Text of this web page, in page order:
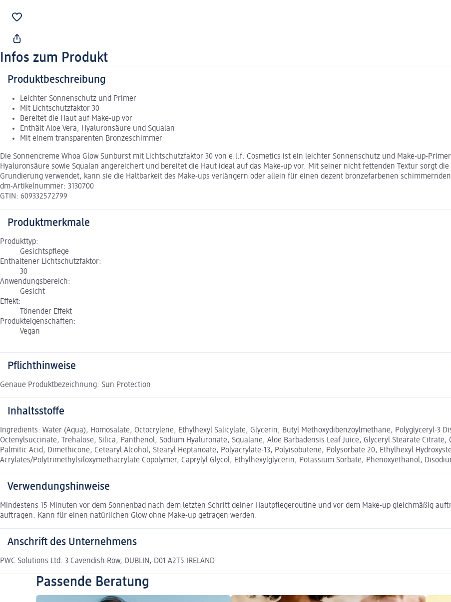
Infos zum Produkt
Produktbeschreibung
Leichter Sonnenschutz und Primer
Mit Lichtschutzfaktor 30
Bereitet die Haut auf Make-up vor
Enthält Aloe Vera, Hyaluronsäure und Squalan
Mit einem transparenten Bronzeschimmer
Die Sonnencreme Whoa Glow Sunburst mit Lichtschutzfaktor 30 von e.l.f. Cosmetics ist ein leichter Sonnenschutz und Make-up-
Hyaluronsäure sowie Squalan angereichert und bereitet die Haut ideal auf das Make-up vor. Mit seiner nicht fettenden Textur sorgt
Grundierung verwendet, kann sie die Haltbarkeit des Make-ups verlängern oder allein für einen dezent bronzefarbenen
dm-Artikelnummer: 3130700
GTIN: 609332572799
Produktmerkmale
Produkttyp:
Gesichtspflege
Enthaltener Lichtschutzfaktor:
30
Anwendungsbereich:
Gesicht
Effekt:
Tönender Effekt
Produkteigenschaften:
Vegan
Pflichthinweise
Genaue Produktbezeichnung: Sun Protection
Inhaltsstoffe
Ingredients: Water (Aqua), Homosalate, Octocrylene, Ethylhexyl Salicylate, Glycerin, Butyl Methoxydibenzoylmethane, Polyglyceryl-3
Octenylsuccinate, Trehalose, Silica, Panthenol, Sodium Hyaluronate, Squalane, Aloe Barbadensis Leaf Juice, Glyceryl Stearate
Palmitic Acid, Dimethicone, Cetearyl Alcohol, Stearyl Heptanoate, Polyacrylate-13, Polyisobutene, Polysorbate 20, Ethylhexyl
Acrylates/Polytrimethylsiloxymethacrylate Copolymer, Caprylyl Glycol, Ethylhexylglycerin, Potassium Sorbate, Phenoxyethanol,
Verwendungshinweise
Mindestens 15 Minuten vor dem Sonnenbad nach dem letzten Schritt deiner Hautpflegeroutine und vor dem Make-up gleichmäßig
auftragen. Kann für einen natürlichen Glow ohne Make-up getragen werden.
Anschrift des Unternehmens
PWC Solutions Ltd. 3 Cavendish Row, DUBLIN, D01 A2T5 IRELAND
Passende Beratung